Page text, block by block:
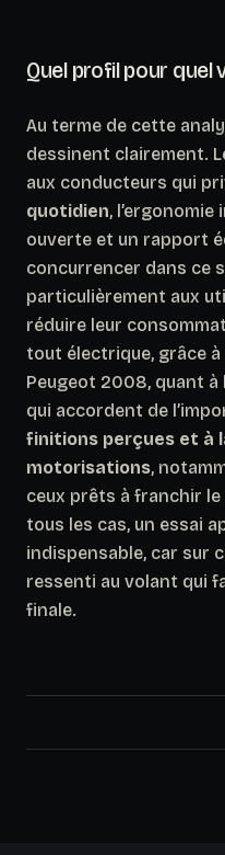
Quel profil pour quel
Au terme de cette
dessinent clairement.
aux conducteurs qui
quotidien,
ouverte et un rapport
concurrencer dans ce
particulièrement aux
réduire leur
tout électrique, grâce à
Peugeot 2008, quant à
qui accordent de
finitions perçues et à
motorisations,
ceux prêts à franchir le
tous les cas, un essai
indispensable, car sur
ressenti au volant qui
finale.